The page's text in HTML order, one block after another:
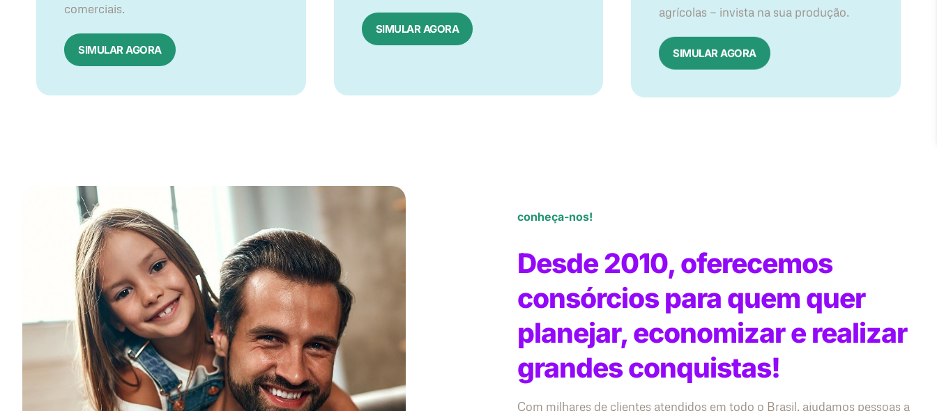
comerciais.
SIMULAR AGORA
SIMULAR AGORA
agrícolas — invista na sua produção.
SIMULAR AGORA
conheça-nos!
Desde 2010, oferecemos
consórcios para quem quer
planejar, economizar e realizar
grandes conquistas!
Com milhares de clientes atendidos em todo o Brasil, ajudamos pessoas a